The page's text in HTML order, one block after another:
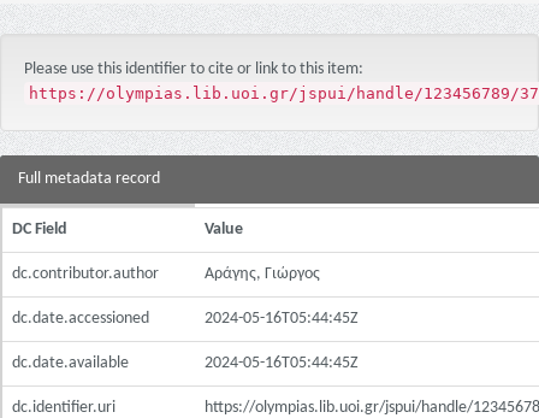
Please use this identifier to cite or link to this item:
https://olympias.lib.uoi.gr/jspui/handle/123456789/
Full metadata record
DC Field Value
dc.contributor.author Αράγης, Γιώργος
dc.date.accessioned 2024-05-16T05:44:45Z
dc.date.available 2024-05-16T05:44:45Z
dc.identifier.uri https://olympias.lib.uoi.gr/jspui/handle/